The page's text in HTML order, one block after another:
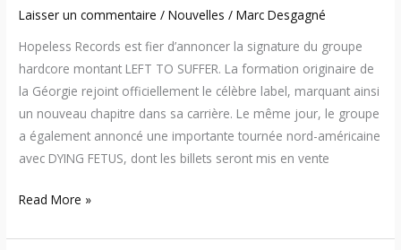
Laisser un commentaire /Nouvelles /Marc Desgagné
Hopeless Records est fier d’annoncer la signature du groupe
hardcore montant LEFT TO SUFFER. La formation originaire de
la Géorgie rejoint officiellement le célèbre label, marquant ainsi
un nouveau chapitre dans sa carrière. Le même jour, le groupe
a également annoncé une importante tournée nord-américaine
avec DYING FETUS, dont les billets seront mis en vente
Read More »